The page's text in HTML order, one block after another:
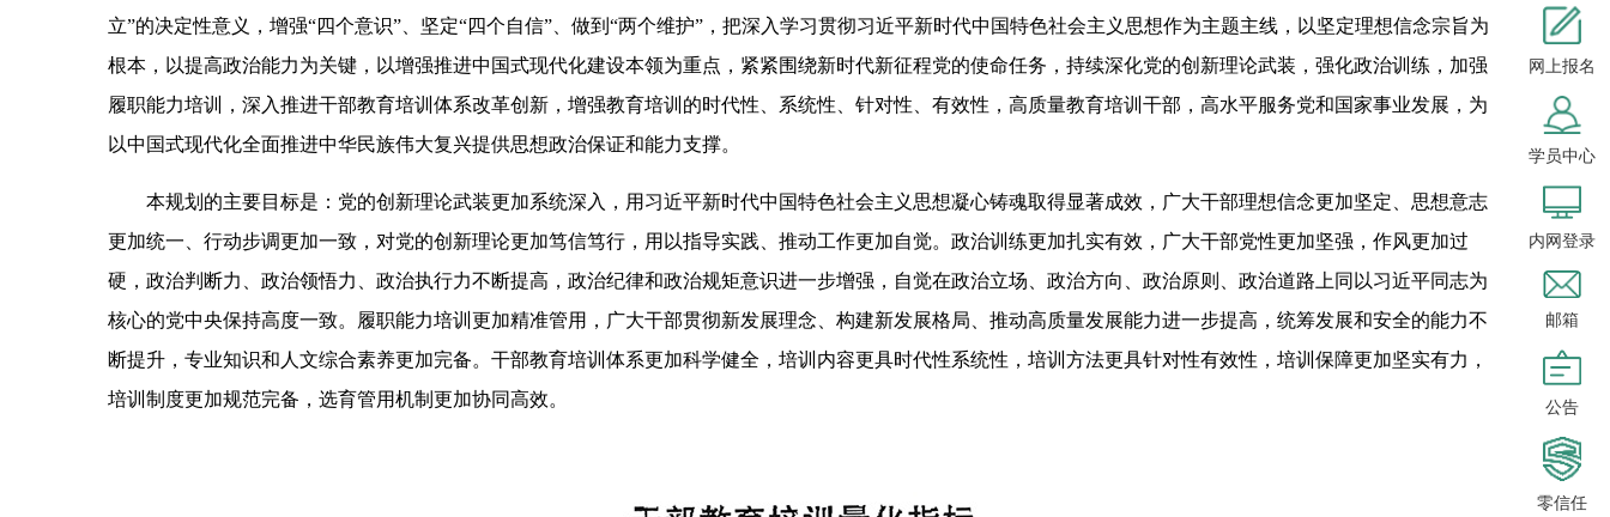
网上报名
学员中心
内网登录
邮箱
公告
零信任
立”的决定性意义，增强“四个意识”、坚定“四个自信”、做到“两个维护”，把深入学习贯彻习近平新时代中国特色社会主义思想作为主题主线，以坚定理想信念宗旨为
根本，以提高政治能力为关键，以增强推进中国式现代化建设本领为重点，紧紧围绕新时代新征程党的使命任务，持续深化党的创新理论武装，强化政治训练，加强
履职能力培训，深入推进干部教育培训体系改革创新，增强教育培训的时代性、系统性、针对性、有效性，高质量教育培训干部，高水平服务党和国家事业发展，为
以中国式现代化全面推进中华民族伟大复兴提供思想政治保证和能力支撑。
本规划的主要目标是：党的创新理论武装更加系统深入，用习近平新时代中国特色社会主义思想凝心铸魂取得显著成效，广大干部理想信念更加坚定、思想意志
更加统一、行动步调更加一致，对党的创新理论更加笃信笃行，用以指导实践、推动工作更加自觉。政治训练更加扎实有效，广大干部党性更加坚强，作风更加过
硬，政治判断力、政治领悟力、政治执行力不断提高，政治纪律和政治规矩意识进一步增强，自觉在政治立场、政治方向、政治原则、政治道路上同以习近平同志为
核心的党中央保持高度一致。履职能力培训更加精准管用，广大干部贯彻新发展理念、构建新发展格局、推动高质量发展能力进一步提高，统筹发展和安全的能力不
断提升，专业知识和人文综合素养更加完备。干部教育培训体系更加科学健全，培训内容更具时代性系统性，培训方法更具针对性有效性，培训保障更加坚实有力，
培训制度更加规范完备，选育管用机制更加协同高效。